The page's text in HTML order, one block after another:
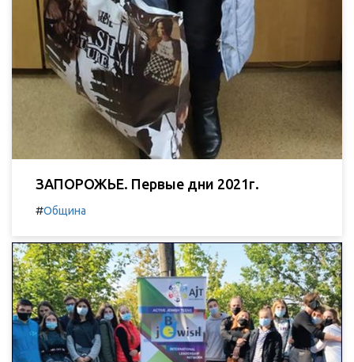
ЗАПОРОЖЬЕ. Первые дни 2021г.
#Община